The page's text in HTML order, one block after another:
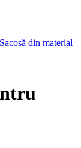
Sacoșă din material